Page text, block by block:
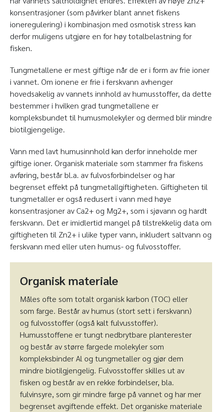
konsentrasjoner (som påvirker blant annet fiskens
ioneregulering) i kombinasjon med osmotisk stress kan
derfor muligens utgjøre en for høy totalbelastning for
fisken.
Tungmetallene er mest giftige når de er i form av frie ioner
i vannet. Om ionene er frie i ferskvann avhenger
hovedsakelig av vannets innhold av humusstoffer, da dette
bestemmer i hvilken grad tungmetallene er
kompleksbundet til humusmolekyler og dermed blir mindre
biotilgjengelige.
Vann med lavt humusinnhold kan derfor inneholde mer
giftige ioner. Organisk materiale som stammer fra fiskens
avføring, består bl.a. av fulvosforbindelser og har
begrenset effekt på tungmetallgiftigheten. Giftigheten til
tungmetaller er også redusert i vann med høye
konsentrasjoner av Ca2+ og Mg2+, som i sjøvann og hardt
ferskvann. Det er imidlertid mangel på tilstrekkelig data om
giftigheten til Zn2+i ulike typer vann, inkludert saltvann og
ferskvann med eller uten humus- og fulvosstoffer.
Organisk materiale
Måles ofte som totalt organisk karbon (TOC) eller
som farge. Består av humus (stort sett i ferskvann)
og fulvosstoffer (også kalt fulvusstoffer).
Humusstoffene er tungt nedbrytbare planterester
og består av større fargede molekyler som
kompleksbinder Al og tungmetaller og gjør dem
mindre biotilgjengelig. Fulvosstoffer skilles ut av
fisken og består av en rekke forbindelser, bla.
fulvinsyre, som gir mindre farge på vannet og har mer
begrenset avgiftende effekt. Det organiske materiale